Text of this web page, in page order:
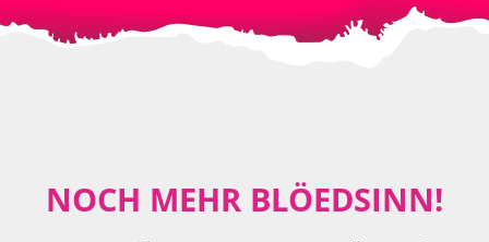
NOCH MEHR BLÖEDSINN!